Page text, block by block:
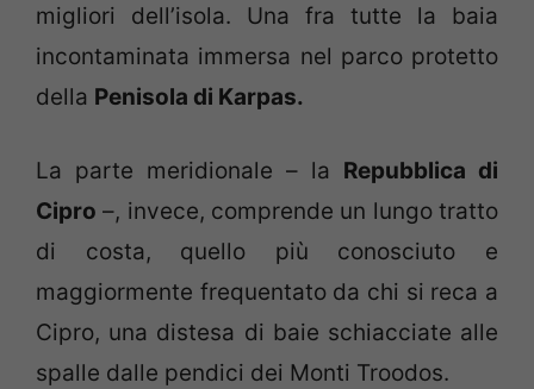
migliori dell’isola. Una fra tutte la baia
incontaminata immersa nel parco protetto
della Penisola di Karpas.
La parte meridionale – la Repubblica di
Cipro –, invece, comprende un lungo tratto
di costa, quello più conosciuto e
maggiormente frequentato da chi si reca a
Cipro, una distesa di baie schiacciate alle
spalle dalle pendici dei Monti Troodos.